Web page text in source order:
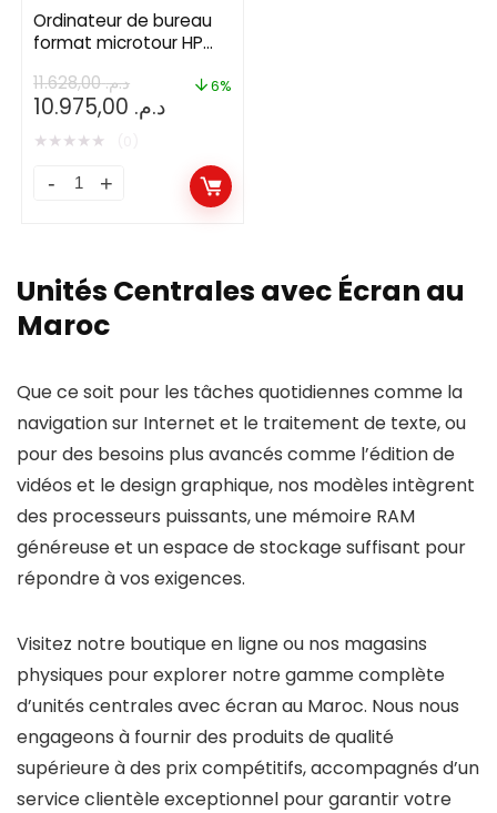
Ordinateur de bureau
format microtour HP
د.م.11.628,00
Le
prix
initial
était :
د.م.Le
est :
6%
★★★★★
Ordinateur
format
microtour
HP
400
G7
quantity
Unités Centrales avec Écran au
Maroc
Que ce soit pour les tâches quotidiennes comme la
navigation sur Internet et le traitement de texte, ou
pour des besoins plus avancés comme l’édition de
vidéos et le design graphique, nos modèles intègrent
des processeurs puissants, une mémoire RAM
généreuse et un espace de stockage suffisant pour
répondre à vos exigences.
Visitez notre boutique en ligne ou nos magasins
physiques pour explorer notre gamme complète
d’unités centrales avec écran au Maroc. Nous nous
engageons à fournir des produits de qualité
supérieure à des prix compétitifs, accompagnés d’un
service clientèle exceptionnel pour garantir votre